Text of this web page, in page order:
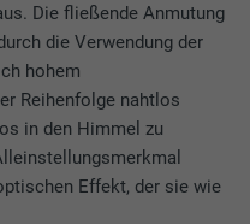
Die fließende Anmutung
die Verwendung der
hohem
Reihenfolge nahtlos
in den Himmel zu
Effekt, der sie wie